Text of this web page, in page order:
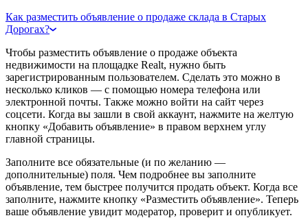
Как разместить объявление о продаже склада в Старых
Дорогах?
Чтобы разместить объявление о продаже объекта
недвижимости на площадке Realt, нужно быть
зарегистрированным пользователем. Сделать это можно в
несколько кликов — с помощью номера телефона или
электронной почты. Также можно войти на сайт через
соцсети. Когда вы зашли в свой аккаунт, нажмите на желтую
кнопку «Добавить объявление» в правом верхнем углу
главной страницы.
Заполните все обязательные (и по желанию —
дополнительные) поля. Чем подробнее вы заполните
объявление, тем быстрее получится продать объект. Когда все
заполните, нажмите кнопку «Разместить объявление». Теперь
ваше объявление увидит модератор, проверит и опубликует.